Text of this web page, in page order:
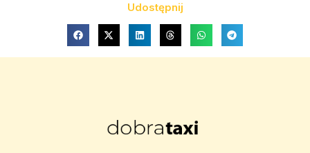
Udostępnij